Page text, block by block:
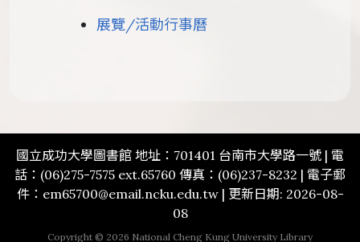
展覽/活動行事曆
國立成功大學圖書館 地址：701401 台南市大學路一號 | 電
話：(06)275-7575 ext.65760 傳真：(06)237-8232 | 電子郵
件：em65700@email.ncku.edu.tw | 更新日期: 2026-08-
08
Copyright © 2026 National Cheng Kung University Library